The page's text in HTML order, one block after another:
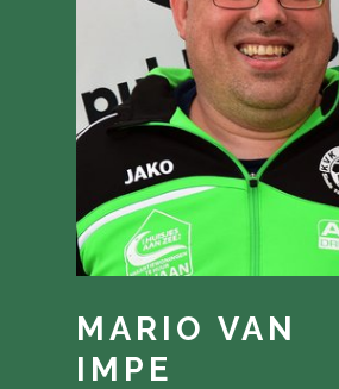
MARIO VAN
IMPE